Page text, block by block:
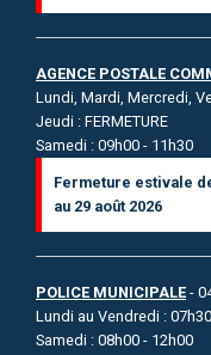
AGENCE POSTALE
Lundi, Mardi, Mercredi,
Jeudi : FERMETURE
Samedi : 09h00 - 11h30
Fermeture estivale
au 29 août 2026
POLICE MUNICIPALE -
Lundi au Vendredi :
Samedi : 08h00 - 12h00